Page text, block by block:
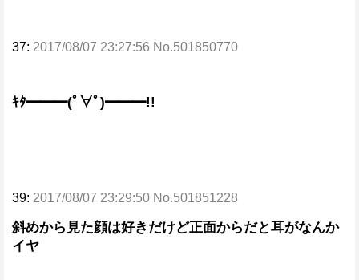
37: 2017/08/07 23:27:56 No.501850770
ｷﾀ━━━(ﾟ∀ﾟ)━━━!!
39: 2017/08/07 23:29:50 No.501851228
斜めから見た顔は好きだけど正面からだと耳がなんか
イヤ